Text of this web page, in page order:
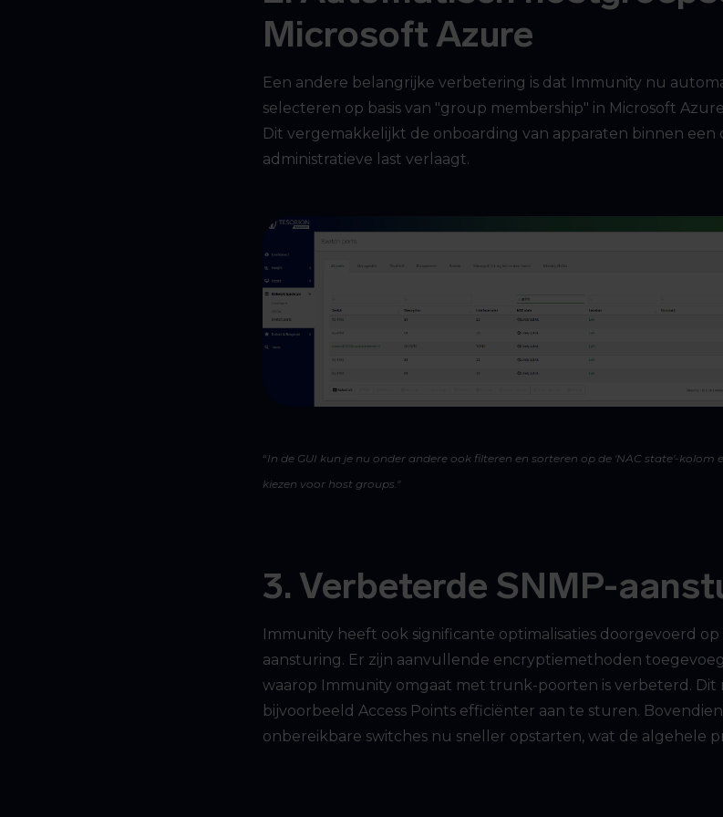
Microsoft Azure
Een andere belangrijke verbetering is dat Immunity nu
selecteren op basis van "group membership" in Microsoft
Dit vergemakkelijkt de onboarding van apparaten binnen een
administratieve last verlaagt.
“In de GUI kun je nu onder andere ook filteren en sorteren op de 'NAC state'-
kiezen voor host groups."
3. Verbeterde SNMP-
Immunity heeft ook significante optimalisaties doorgevoerd
aansturing. Er zijn aanvullende encryptiemethoden
waarop Immunity omgaat met trunk-poorten is verbeterd. Dit
bijvoorbeeld Access Points efficiënter aan te sturen.
onbereikbare switches nu sneller opstarten, wat de algehele